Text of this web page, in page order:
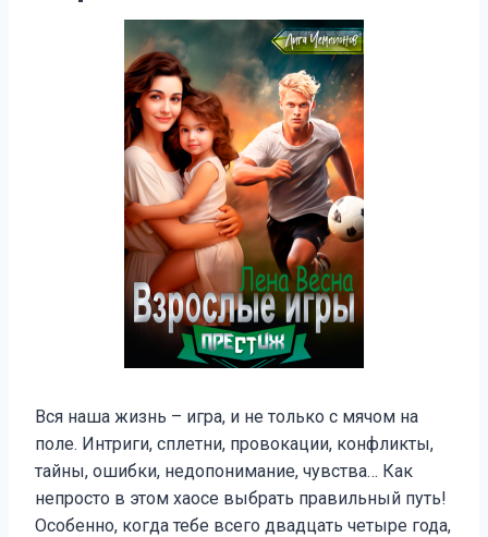
Вся наша жизнь – игра, и не только с мячом на
поле. Интриги, сплетни, провокации, конфликты,
тайны, ошибки, недопонимание, чувства… Как
непросто в этом хаосе выбрать правильный путь!
Особенно, когда тебе всего двадцать четыре года,